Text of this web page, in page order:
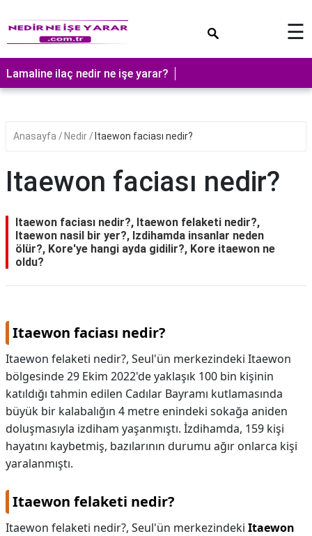
☰
Lamaline ilaç nedir ne işe yarar?
Anasayfa Nedir Itaewon faciası nedir?
Itaewon faciası nedir?
Itaewon faciası nedir?, Itaewon felaketi nedir?,
Itaewon nasil bir yer?, Izdihamda insanlar neden
ölür?, Kore'ye hangi ayda gidilir?, Kore itaewon ne
oldu?
Itaewon faciası nedir?
Itaewon felaketi nedir?, Seul'ün merkezindeki Itaewon
bölgesinde 29 Ekim 2022'de yaklaşık 100 bin kişinin
katıldığı tahmin edilen Cadılar Bayramı kutlamasında
büyük bir kalabalığın 4 metre enindeki sokağa aniden
doluşmasıyla izdiham yaşanmıştı. İzdihamda, 159 kişi
hayatını kaybetmiş, bazılarının durumu ağır onlarca kişi
yaralanmıştı.
Itaewon felaketi nedir?
Itaewon felaketi nedir?, Seul'ün merkezindeki Itaewon